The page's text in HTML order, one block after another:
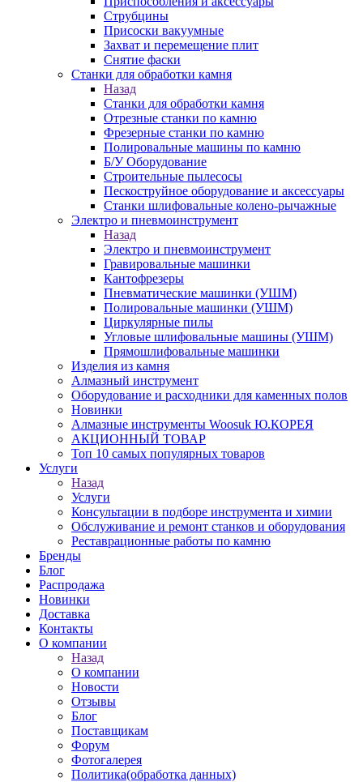
Струбцины
Присоски вакуумные
Захват и перемещение плит
Снятие фаски
Станки для обработки камня
Назад
Станки для обработки камня
Отрезные станки по камню
Фрезерные станки по камню
Полировальные машины по камню
Б/У Оборудование
Строительные пылесосы
Пескоструйное оборудование и аксессуары
Станки шлифовальные колено-рычажные
Электро и пневмоинструмент
Назад
Электро и пневмоинструмент
Гравировальные машинки
Кантофрезеры
Пневматические машинки (УШМ)
Полировальные машинки (УШМ)
Циркулярные пилы
Угловые шлифовальные машины (УШМ)
Прямошлифовальные машинки
Изделия из камня
Алмазный инструмент
Оборудование и расходники для каменных полов
Новинки
Алмазные инструменты Woosuk Ю.КОРЕЯ
АКЦИОННЫЙ ТОВАР
Топ 10 самых популярных товаров
Услуги
Назад
Услуги
Консультации в подборе инструмента и химии
Обслуживание и ремонт станков и оборудования
Реставрационные работы по камню
Бренды
Блог
Распродажа
Новинки
Доставка
Контакты
О компании
Назад
О компании
Новости
Отзывы
Блог
Поставщикам
Форум
Фотогалерея
Политика(обработка данных)